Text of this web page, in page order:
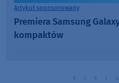
Artykuł sponsorowany
Premiera Samsung
kompaktów